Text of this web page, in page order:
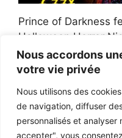
Nous accordons
votre vie privée
Nous utilisons des
de navigation, diffuser
personnalisés et
accepter", vous
Prince of Darkness
Halloween Horror
Afroman poursuit
victoire du jury en